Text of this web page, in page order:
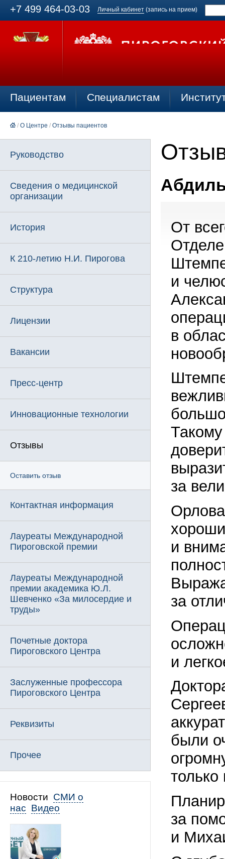
+7 499 464-03-03 Личный кабинет (запись на прием)
Пациентам Специалистам
/ О Центре / Отзывы пациентов
Руководство
Сведения о медицинской
организации
История
К 210-летию Н.И. Пирогова
Структура
Лицензии
Вакансии
Пресс-центр
Инновационные технологии
Отзывы
Оставить отзыв
Контактная информация
Лауреаты Международной
Пироговской премии
Лауреаты Международной
премии академика Ю.Л.
Шевченко «За милосердие и
труды»
Почетные доктора
Пироговского Центра
Заслуженные профессора
Пироговского Центра
Реквизиты
Прочее
Новости СМИ о
нас Видео
От
и
в
за
и
за
и
были
за
и